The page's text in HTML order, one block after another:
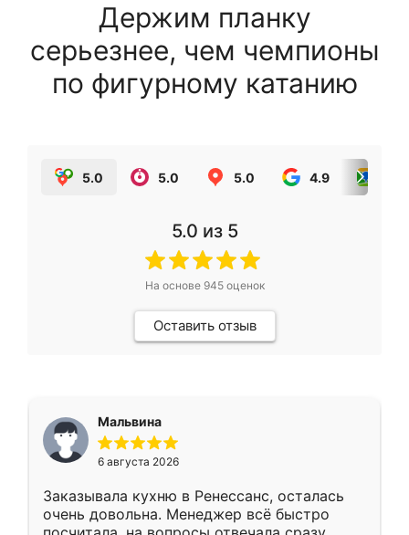
Держим планку
серьезнее, чем чемпионы
по фигурному катанию
5.0 5.0 5.0 4.9
5.0 из 5
На основе 945оценок
Оставить отзыв
Мальвина
6 августа 2026
Заказывала кухню в Ренессанс, осталась
очень довольна. Менеджер всё быстро